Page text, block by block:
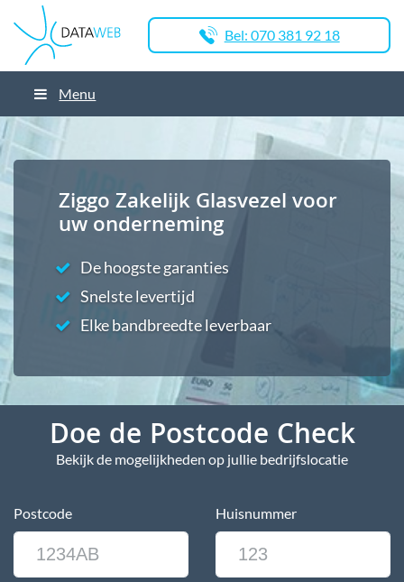
Bel: 070 381 92 18
Menu
Ziggo Zakelijk Glasvezel voor
uw onderneming
De hoogste garanties
Snelste levertijd
Elke bandbreedte leverbaar
Doe de Postcode Check
Bekijk de mogelijkheden op jullie bedrijfslocatie
Postcode Huisnummer